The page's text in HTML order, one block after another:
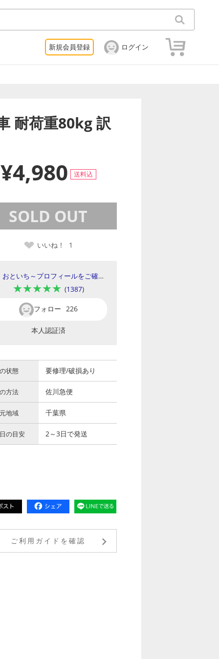
新規会員登録 ログイン
耐荷重80kg 訳
¥4,980 送料込
SOLD OUT
いいね！ 1
おといち～プロフィールをご確認ください～
★★★★★ (1387)
フォロー 226
本人認証済
状態 要修理/破損あり
方法 佐川急便
地域 千葉県
の目安 2～3日で発送
ご利用ガイドを確認